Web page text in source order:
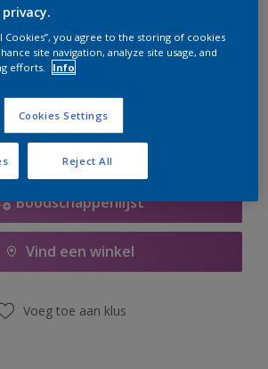
het niet mogelijk dit product online
de website in de gaten, we werken
Boodschappenlijst
Vind een winkel
Voeg toe aan klus
Cookies”, you agree to the storing of cookies
site navigation, analyze site usage, and
efforts.
Info
Cookies Settings
Reject All